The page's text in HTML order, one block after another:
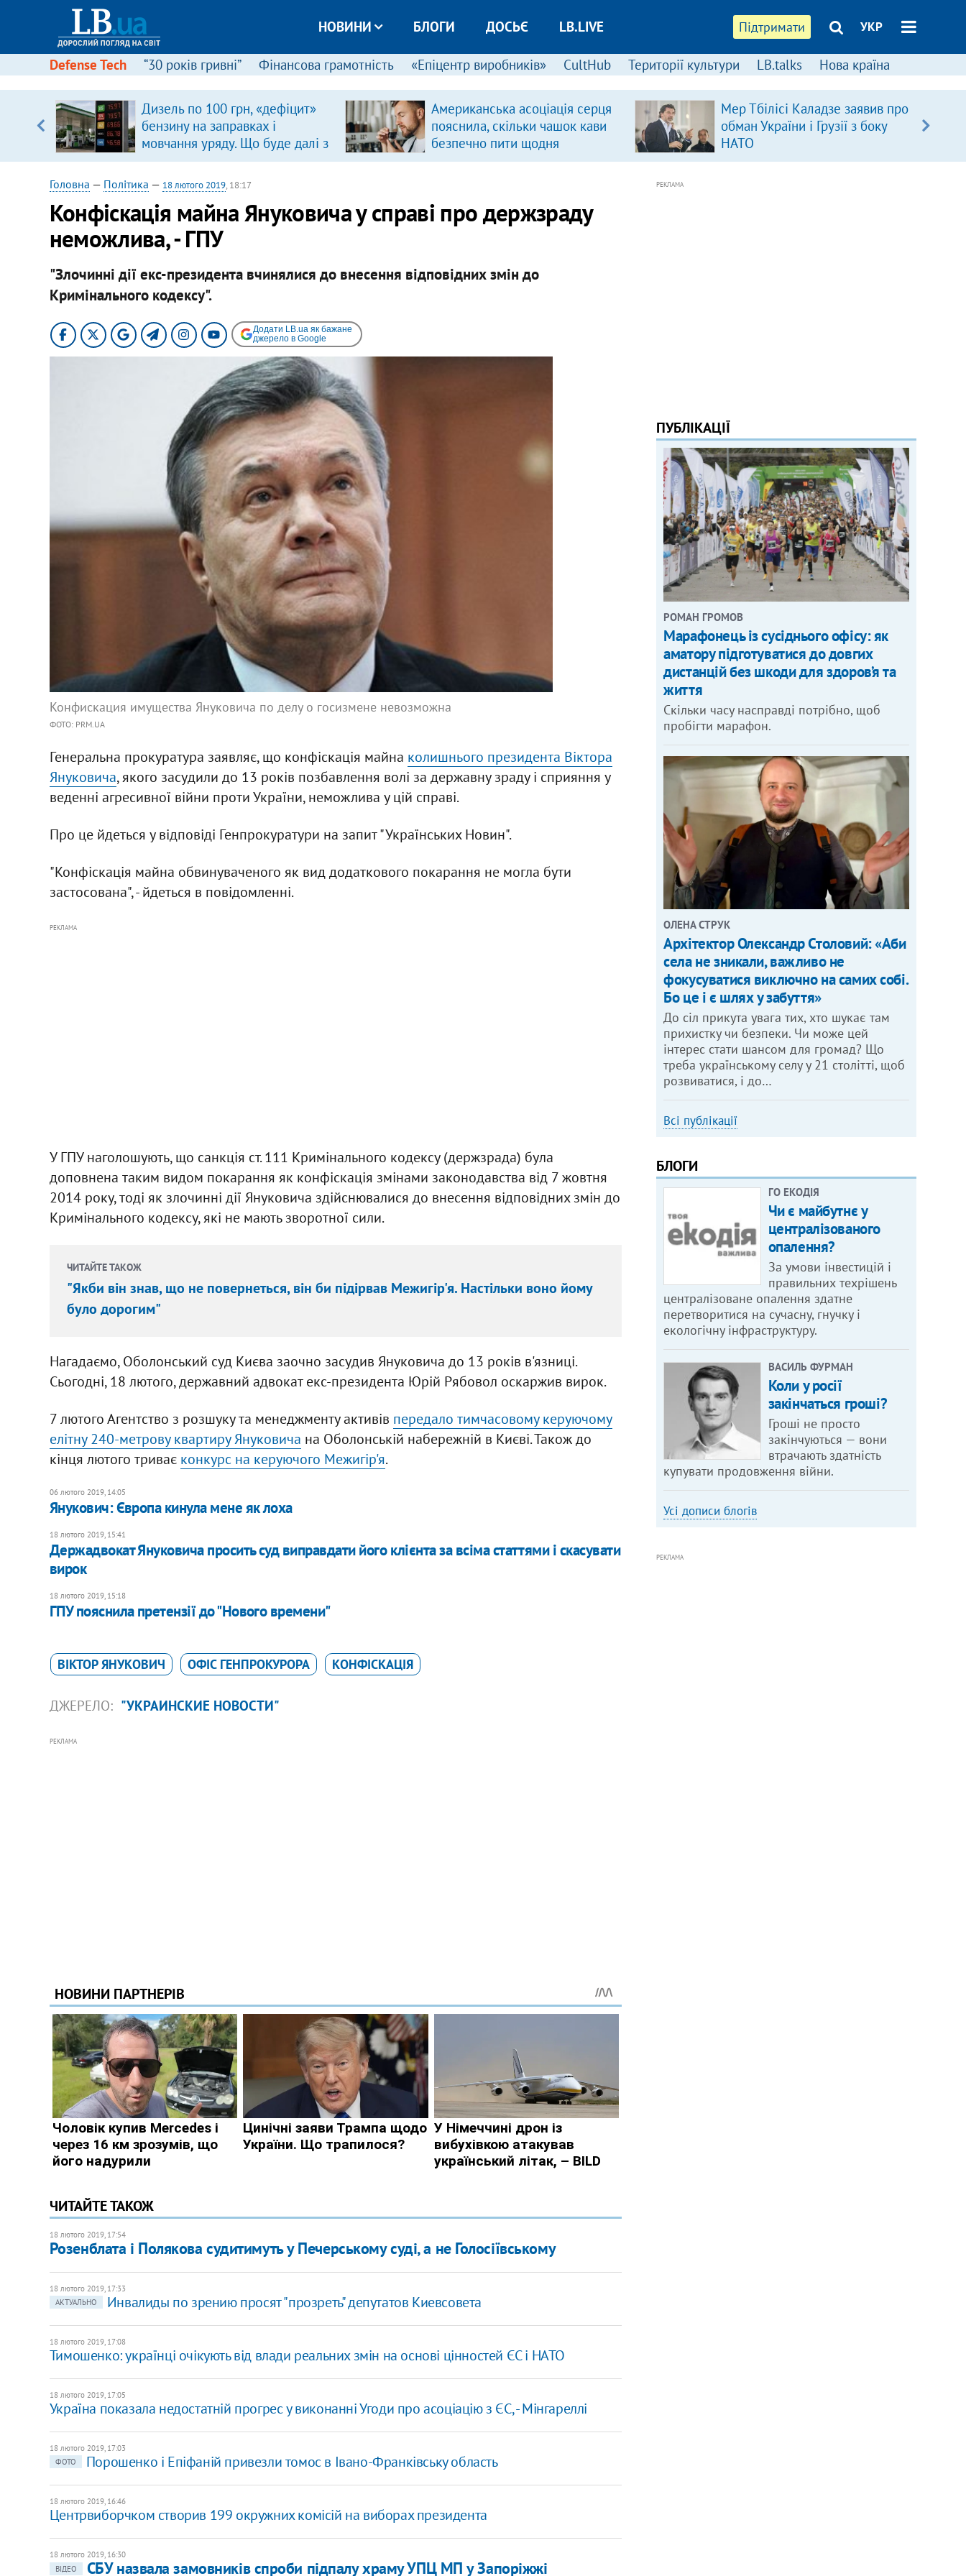
Підтримати УКР
НОВИНИ БЛОГИ ДОСЬЄ LB.LIVE
Defense Tech “30 років гривні” Фінансова грамотність «Епіцентр виробників» CultHub Території культури LB.talks Нова країна
Дизель по 100 грн, «дефіцит»
бензину на заправках і
мовчання уряду. Що буде далі з
цінами на пальне?
Американська асоціація серця
пояснила, скільки чашок кави
безпечно пити щодня
Мер Тбілісі Каладзе заявив про
обман України і Грузії з боку
НАТО
Головна — Політика — 18 лютого 2019, 18:17
Конфіскація майна Януковича у справі про держзраду
неможлива, - ГПУ
"Злочинні дії екс-президента вчинялися до внесення відповідних змін до
Кримінального кодексу".
Додати LB.ua як бажане
джерело в Google
Конфискация имущества Януковича по делу о госизмене невозможна
ФОТО: PRM.UA
Генеральна прокуратура заявляє, що конфіскація майна колишнього президента Віктора
Януковича, якого засудили до 13 років позбавлення волі за державну зраду і сприяння у
веденні агресивної війни проти України, неможлива у цій справі.
Про це йдеться у відповіді Генпрокуратури на запит "Українських Новин".
"Конфіскація майна обвинуваченого як вид додаткового покарання не могла бути
застосована", - йдеться в повідомленні.
РЕКЛАМА
У ГПУ наголошують, що санкція ст. 111 Кримінального кодексу (держзрада) була
доповнена таким видом покарання як конфіскація змінами законодавства від 7 жовтня
2014 року, тоді як злочинні дії Януковича здійснювалися до внесення відповідних змін до
Кримінального кодексу, які не мають зворотної сили.
ЧИТАЙТЕ ТАКОЖ
"Якби він знав, що не повернеться, він би підірвав Межигір'я. Настільки воно йому
було дорогим"
Нагадаємо, Оболонський суд Києва заочно засудив Януковича до 13 років в'язниці.
Сьогодні, 18 лютого, державний адвокат екс-президента Юрій Рябовол оскаржив вирок.
7 лютого Агентство з розшуку та менеджменту активів передало тимчасовому керуючому
елітну 240-метрову квартиру Януковича на Оболонській набережній в Києві. Також до
кінця лютого триває конкурс на керуючого Межигір'я.
06 лютого 2019, 14:05
Янукович: Європа кинула мене як лоха
18 лютого 2019, 15:41
Держадвокат Януковича просить суд виправдати його клієнта за всіма статтями і скасувати
вирок
18 лютого 2019, 15:18
ГПУ пояснила претензії до "Нового времени"
ВІКТОР ЯНУКОВИЧ ОФІС ГЕНПРОКУРОРА КОНФІСКАЦІЯ
ДЖЕРЕЛО: "УКРАИНСКИЕ НОВОСТИ"
РЕКЛАМА
ЧИТАЙТЕ ТАКОЖ
18 лютого 2019, 17:54
Розенблата і Полякова судитимуть у Печерському суді, а не Голосіївському
18 лютого 2019, 17:33
АКТУАЛЬНО
Инвалиды по зрению просят "прозреть" депутатов Киевсовета
18 лютого 2019, 17:08
Тимошенко: українці очікують від влади реальних змін на основі цінностей ЄС і НАТО
18 лютого 2019, 17:05
Україна показала недостатній прогрес у виконанні Угоди про асоціацію з ЄС, - Мінгареллі
18 лютого 2019, 17:03
ФОТО
Порошенко і Епіфаній привезли томос в Івано-Франківську область
18 лютого 2019, 16:46
Центрвиборчком створив 199 окружних комісій на виборах президента
18 лютого 2019, 16:30
ВІДЕО
СБУ назвала замовників спроби підпалу храму УПЦ МП у Запоріжжі
РЕКЛАМА
ПУБЛІКАЦІЇ
РОМАН ГРОМОВ
Марафонець із сусіднього офісу: як
аматору підготуватися до довгих
дистанцій без шкоди для здоров’я та
життя
Скільки часу насправді потрібно, щоб
пробігти марафон.
ОЛЕНА СТРУК
Архітектор Олександр Столовий: «Аби
села не зникали, важливо не
фокусуватися виключно на самих собі.
Бо це і є шлях у забуття»
До сіл прикута увага тих, хто шукає там
прихистку чи безпеки. Чи може цей
інтерес стати шансом для громад? Що
треба українському селу у 21 столітті, щоб
розвиватися, і до…
Всі публікації
БЛОГИ
ГО ЕКОДІЯ
Чи є майбутнє у
централізованого
опалення?
За умови інвестицій і
правильних техрішень
централізоване опалення здатне
перетворитися на сучасну, гнучку і
екологічну інфраструктуру.
ВАСИЛЬ ФУРМАН
Коли у росії
закінчаться гроші?
Гроші не просто
закінчуються — вони
втрачають здатність
купувати продовження війни.
Усі дописи блогів
РЕКЛАМА